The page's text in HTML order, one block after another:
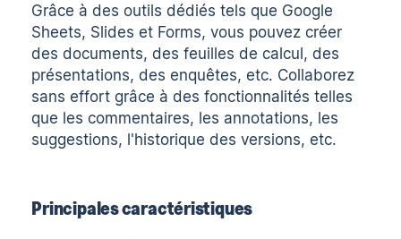
Grâce à des outils dédiés tels que Google
Sheets, Slides et Forms, vous pouvez créer
des documents, des feuilles de calcul, des
présentations, des enquêtes, etc. Collaborez
sans effort grâce à des fonctionnalités telles
que les commentaires, les annotations, les
suggestions, l'historique des versions, etc.
Principales caractéristiques